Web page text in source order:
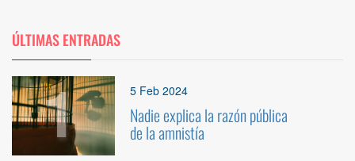
ÚLTIMAS ENTRADAS
1 5 Feb 2024
Nadie explica la razón pública
de la amnistía